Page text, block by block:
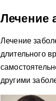
Лечение
Лечение
длительного
другими